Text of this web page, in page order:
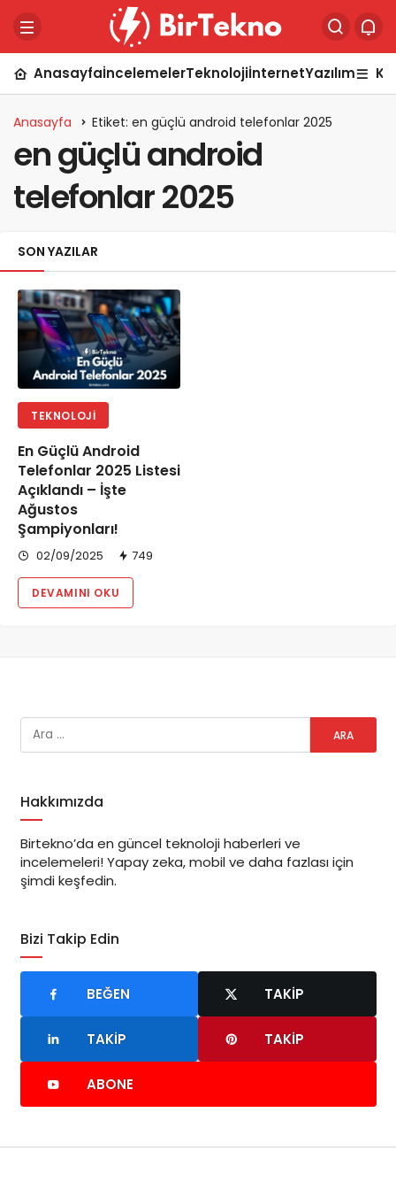
AnasayfaİncelemelerTeknolojiİnternetYazılım
Anasayfa Etiket: en güçlü android telefonlar 2025
en güçlü android
telefonlar 2025
SON YAZILAR
TEKNOLOJI
En Güçlü Android
Telefonlar 2025 Listesi
Açıklandı – İşte
Ağustos
Şampiyonları!
02/09/2025 749
DEVAMINI OKU
Hakkımızda
Birtekno’da en güncel teknoloji haberleri ve
incelemeleri! Yapay zeka, mobil ve daha fazlası için
şimdi keşfedin.
Bizi Takip Edin
BEĞEN TAKIP
TAKIP TAKIP
ABONE